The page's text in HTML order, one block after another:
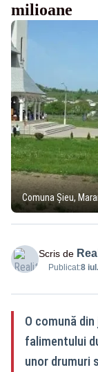
milioane
Comuna Șieu,
Scris de
Publicat:8
O comună
falimentului
unor drumuri